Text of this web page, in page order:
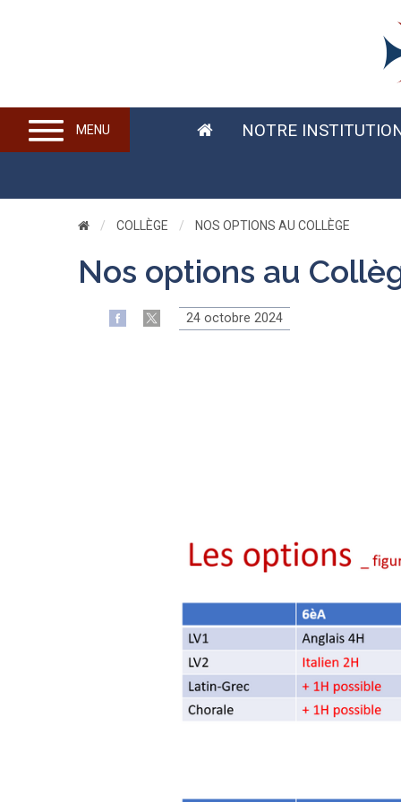
MENU NOTRE
COLLÈGE CURRENT:
NOS OPTIONS AU COLLÈGE
Nos options au
24 octobre 2024